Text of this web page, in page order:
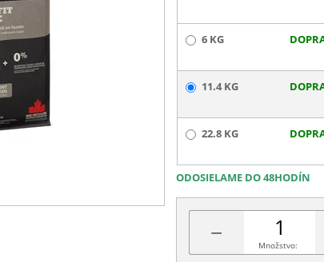
6 KG
11.4 KG
22.8 KG
ODOSIELAME DO 48HODÍN
− Množstvo: